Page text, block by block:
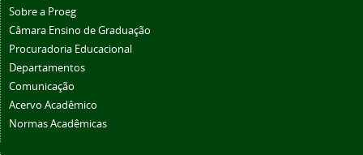
Sobre a Proeg
Câmara Ensino de Graduação
Procuradoria Educacional
Departamentos
Comunicação
Acervo Acadêmico
Normas Acadêmicas